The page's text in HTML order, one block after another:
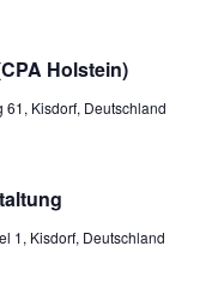
Holstein)
61, Kisdorf, Deutschland
1, Kisdorf, Deutschland